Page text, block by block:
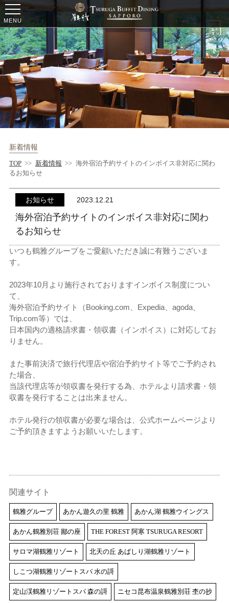
MENU
新着情報
TOP >> 新着情報 >> 海外宿泊予約サイトのインボイス非対応に関わ
るお知らせ
お知らせ 2023.12.21
海外宿泊予約サイトのインボイス非対応に関わ
るお知らせ
いつも鶴雅グループをご愛顧いただき誠に有難うございま
す。
2023年10月より施行されておりますインボイス制度につい
て、
海外宿泊予約サイト（Booking.com、Expedia、agoda、
Trip.com等）では、
日本国内の適格請求書・領収書（インボイス）に対応してお
りません。
また事前決済で旅行代理店や宿泊予約サイト等でご予約され
た場合、
当該代理店等が領収書を発行する為、ホテルより請求書・領
収書を発行することは出来ません。
ホテル発行の領収書が必要な場合は、公式ホームページより
ご予約頂きますようお願いいたします。
関連サイト
鶴雅グループ あかん遊久の里 鶴雅 あかん湖 鶴雅ウイングス
あかん鶴雅別荘 鄙の座 THE FOREST 阿寒 TSURUGA RESORT
サロマ湖鶴雅リゾート 北天の丘 あばしり湖鶴雅リゾート
しこつ湖鶴雅リゾートスパ 水の謌
定山渓鶴雅リゾートスパ 森の謌 ニセコ昆布温泉鶴雅別荘 杢の抄